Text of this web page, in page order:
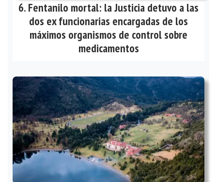
Fentanilo mortal: la Justicia detuvo a las
dos ex funcionarias encargadas de los
máximos organismos de control sobre
medicamentos